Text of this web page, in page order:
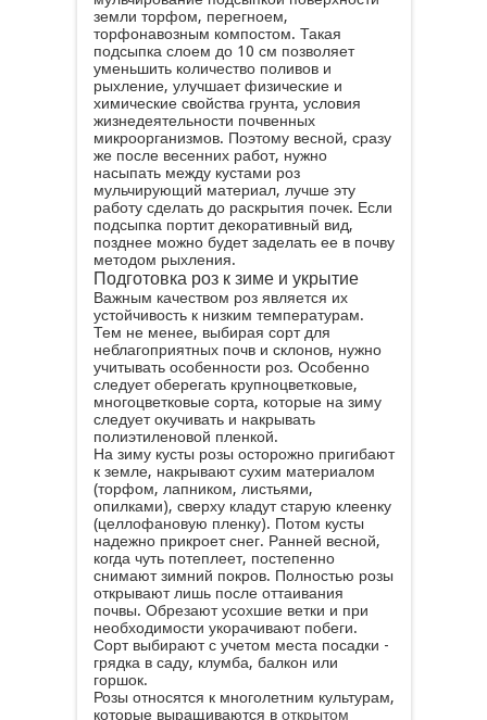
земли торфом, перегноем,
торфонавозным компостом. Такая
подсыпка слоем до 10 см позволяет
уменьшить количество поливов и
рыхление, улучшает физические и
химические свойства грунта, условия
жизнедеятельности почвенных
микроорганизмов. Поэтому весной, сразу
же после весенних работ, нужно
насыпать между кустами роз
мульчирующий материал, лучше эту
работу сделать до раскрытия почек. Если
подсыпка портит декоративный вид,
позднее можно будет заделать ее в почву
методом рыхления.
Подготовка роз к зиме и укрытие
Важным качеством роз является их
устойчивость к низким температурам.
Тем не менее, выбирая сорт для
неблагоприятных почв и склонов, нужно
учитывать особенности роз. Особенно
следует оберегать крупноцветковые,
многоцветковые сорта, которые на зиму
следует окучивать и накрывать
полиэтиленовой пленкой.
На зиму кусты розы осторожно пригибают
к земле, накрывают сухим материалом
(торфом, лапником, листьями,
опилками), сверху кладут старую клеенку
(целлофановую пленку). Потом кусты
надежно прикроет снег. Ранней весной,
когда чуть потеплеет, постепенно
снимают зимний покров. Полностью розы
открывают лишь после оттаивания
почвы. Обрезают усохшие ветки и при
необходимости укорачивают побеги.
Сорт выбирают с учетом места посадки -
грядка в саду, клумба, балкон или
горшок.
Розы относятся к многолетним культурам,
которые выращиваются в открытом